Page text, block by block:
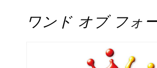
ワンド オブ フォ